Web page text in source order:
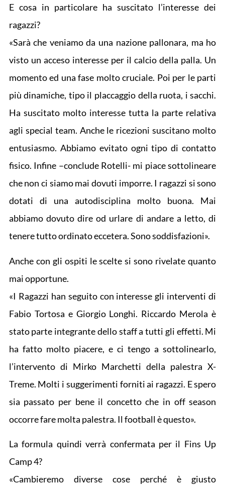
E cosa in particolare ha suscitato l’interesse dei
ragazzi?
«Sarà che veniamo da una nazione pallonara, ma ho
visto un acceso interesse per il calcio della palla. Un
momento ed una fase molto cruciale. Poi per le parti
più dinamiche, tipo il placcaggio della ruota, i sacchi.
Ha suscitato molto interesse tutta la parte relativa
agli special team. Anche le ricezioni suscitano molto
entusiasmo. Abbiamo evitato ogni tipo di contatto
fisico. Infine –conclude Rotelli- mi piace sottolineare
che non ci siamo mai dovuti imporre. I ragazzi si sono
dotati di una autodisciplina molto buona. Mai
abbiamo dovuto dire od urlare di andare a letto, di
tenere tutto ordinato eccetera. Sono soddisfazioni».
Anche con gli ospiti le scelte si sono rivelate quanto
mai opportune.
«I Ragazzi han seguito con interesse gli interventi di
Fabio Tortosa e Giorgio Longhi. Riccardo Merola è
stato parte integrante dello staff a tutti gli effetti. Mi
ha fatto molto piacere, e ci tengo a sottolinearlo,
l’intervento di Mirko Marchetti della palestra X-
Treme. Molti i suggerimenti forniti ai ragazzi. E spero
sia passato per bene il concetto che in off season
occorre fare molta palestra. Il football è questo».
La formula quindi verrà confermata per il Fins Up
Camp 4?
«Cambieremo diverse cose perché è giusto